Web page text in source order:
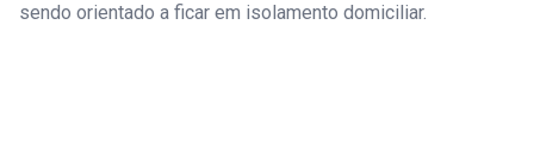
sendo orientado a ficar em isolamento domiciliar.